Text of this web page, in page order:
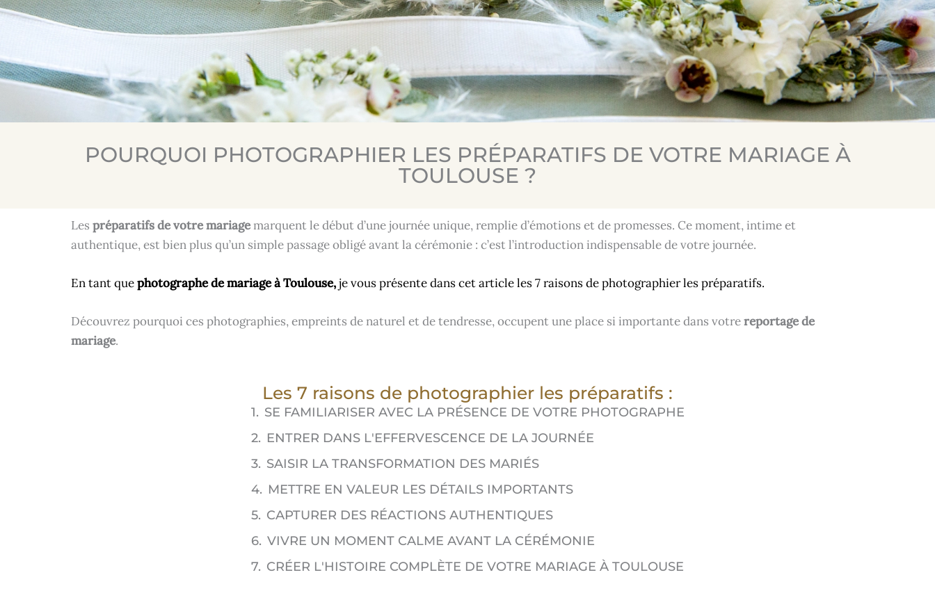
POURQUOI PHOTOGRAPHIER LES PRÉPARATIFS DE VOTRE MARIAGE À
TOULOUSE ?
Les préparatifs de votre mariagemarquent le début d’une journée unique, remplie d’émotions et de promesses. Ce moment, intime et
authentique, est bien plus qu’un simple passage obligé avant la cérémonie : c’est l’introduction indispensable de votre journée.
En tant quephotographe de mariage à Toulouse,je vous présente dans cet article les 7 raisons de photographier les préparatifs.
Découvrez pourquoi ces photographies, empreints de naturel et de tendresse, occupent une place si importante dans votrereportage de
mariage.
Les 7 raisons de photographier les préparatifs :
SE FAMILIARISER AVEC LA PRÉSENCE DE VOTRE PHOTOGRAPHE
ENTRER DANS L'EFFERVESCENCE DE LA JOURNÉE
SAISIR LA TRANSFORMATION DES MARIÉS
METTRE EN VALEUR LES DÉTAILS IMPORTANTS
CAPTURER DES RÉACTIONS AUTHENTIQUES
VIVRE UN MOMENT CALME AVANT LA CÉRÉMONIE
CRÉER L'HISTOIRE COMPLÈTE DE VOTRE MARIAGE À TOULOUSE